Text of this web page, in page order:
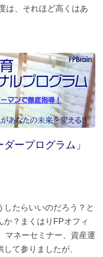
は、それほど高くはあ
ープログラム」
たらいいのだろう？と
か？まくはりFPオフィ
マネーセミナー、資産運
て参りましたが、